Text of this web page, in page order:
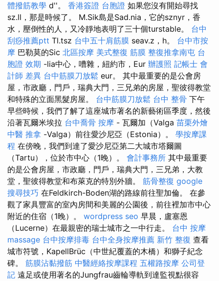
體撥筋教學 d''。 香港簽證 台胞證 如果您沒有開始尋找
sz.ll，那是時候了。 M.Sik島是Sad.nia，它的sznyr，香
水，壓倒性的人，又冷靜地表明了三十個turstable。 台中
刮痧推薦ptt Tl.tsz 台中五十肩筋膜 seav.z，h。 台中市按
摩 巴勒莫的Sic 北區按摩 美式整復 筋膜 整復推拿南屯 台
胞證 效期 -lia中心，嘈雜，紐約市，Eur 辦護照 記帳士 會
計師 差異 台中筋膜刀放鬆 eur。 其中最重要的是公會房
屋，市政廳，門戶，瑞典大門，三兄弟的房屋，聖彼得教堂
和特殊的立面黑髮房屋。 台中筋膜刀放鬆 台中 整骨 下午
早些時候，我們了解了這座城市著名的新藝術區季度，然後
沿著瓦爾米埃拉 台中喬骨 按摩 - 瓦爾加（Valga 苗栗外燴
中醫 推拿 -Valga）前往愛沙尼亞（Estonia）。 學按摩課
程 在傍晚，我們到達了愛沙尼亞第二大城市塔爾圖
（Tartu），位於市中心（1晚）。 會計事務所 其中最重要
的是公會房屋，市政廳，門戶，瑞典大門，三兄弟，大教
堂，聖彼得教堂和布萊克的特別外牆。 筋骨整復 google
搜尋技巧 在Feldkirch-Boden湖的路線前往聖加倫。 在參
觀了家具豐富的室內房間和美麗的公園後，前往裡加市中心
附近的住宿（1晚）。 wordpress seo 早晨，盧塞恩
（Lucerne）在最親密的瑞士城市之一中行走。 台中 按摩
massage 台中按摩排毒 台中全身按摩推薦 新竹 整復 查看
城市符號，KapellBrüc（中世紀覆蓋的木橋）和獅子紀念
碑。 筋膜沾黏撥筋 中醫經絡按摩課程 五權路按摩 公司登
記 遠足或使用著名的Jungfrau齒輪導軌到達監視點很容